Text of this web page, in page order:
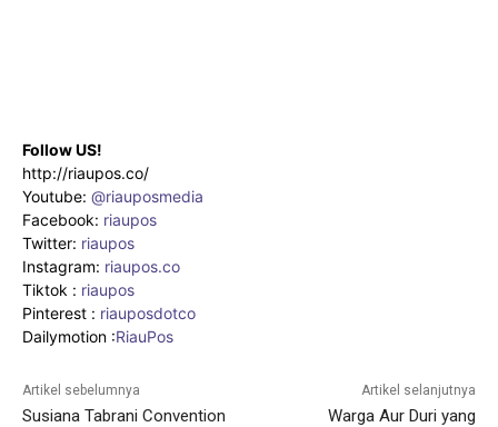
Follow US!
http://riaupos.co/
Youtube: @riauposmedia
Facebook: riaupos
Twitter: riaupos
Instagram: riaupos.co
Tiktok : riaupos
Pinterest : riauposdotco
Dailymotion :RiauPos
Artikel sebelumnya
Susiana Tabrani Convention
Artikel selanjutnya
Warga Aur Duri yang